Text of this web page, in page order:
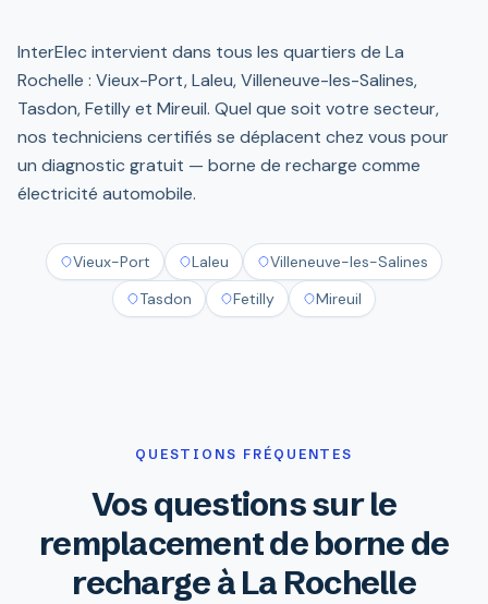
InterElec intervient dans tous les quartiers de La
Rochelle : Vieux-Port, Laleu, Villeneuve-les-Salines,
Tasdon, Fetilly et Mireuil. Quel que soit votre secteur,
nos techniciens certifiés se déplacent chez vous pour
un diagnostic gratuit — borne de recharge comme
électricité automobile.
Vieux-Port Laleu
Villeneuve-les-Salines
Tasdon
Fetilly Mireuil
QUESTIONS FRÉQUENTES
Vos questions sur le
remplacement de borne de
recharge à La Rochelle